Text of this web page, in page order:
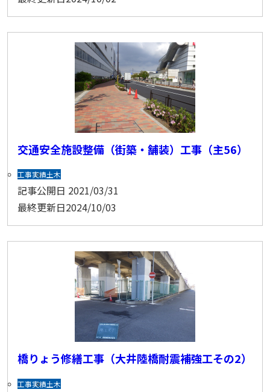
交通安全施設整備（街築・舗装）工事（主56）
工事実績土木
記事公開日 2021/03/31
最終更新日2024/10/03
橋りょう修繕工事（大井陸橋耐震補強工その2）
工事実績土木